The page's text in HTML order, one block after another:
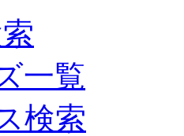
一覧
検索